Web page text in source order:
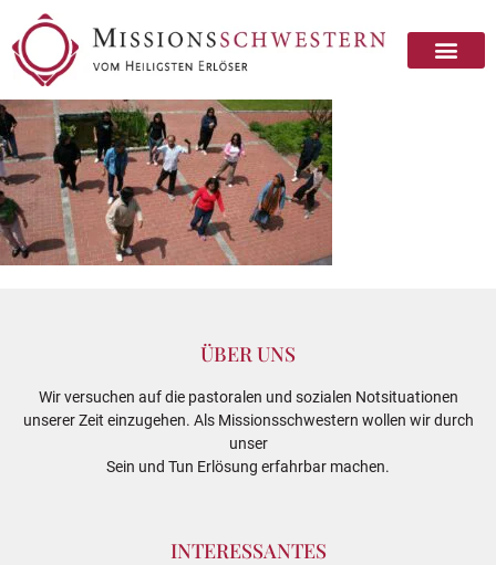
ÜBER UNS
Wir versuchen auf die pastoralen und sozialen Notsituationen
unserer Zeit einzugehen. Als Missionsschwestern wollen wir durch
unser
Sein und Tun Erlösung erfahrbar machen.
INTERESSANTES